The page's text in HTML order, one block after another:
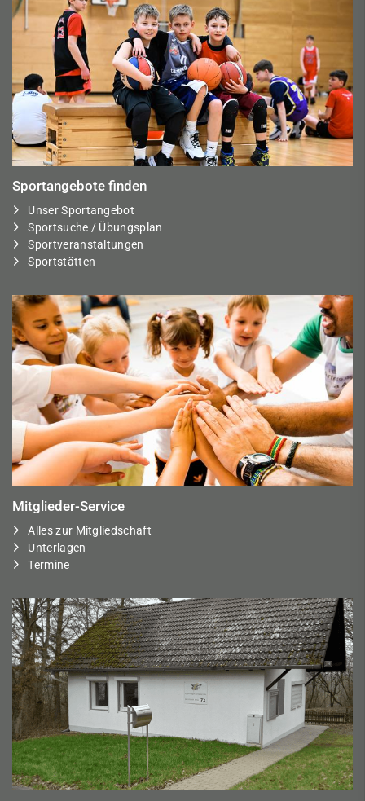
Sportangebote finden
Unser Sportangebot
Sportsuche / Übungsplan
Sportveranstaltungen
Sportstätten
Mitglieder-Service
Alles zur Mitgliedschaft
Unterlagen
Termine